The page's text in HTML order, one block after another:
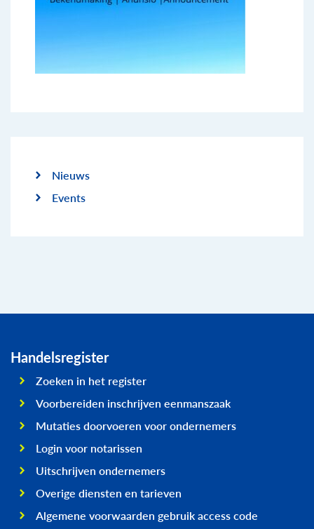
Nieuws
Events
Handelsregister
Zoeken in het register
Voorbereiden inschrijven eenmanszaak
Mutaties doorvoeren voor ondernemers
Login voor notarissen
Uitschrijven ondernemers
Overige diensten en tarieven
Algemene voorwaarden gebruik access code